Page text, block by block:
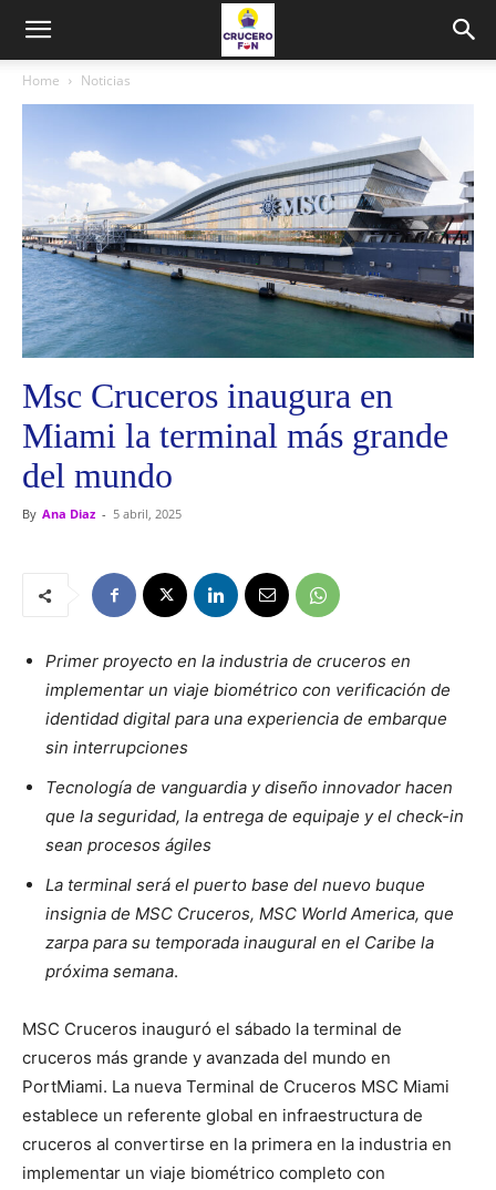
Home Noticias
Msc Cruceros inaugura en
Miami la terminal más grande
del mundo
By Ana Diaz - 5 abril, 2025
Primer proyecto en la industria de cruceros en
implementar un viaje biométrico con verificación de
identidad digital para una experiencia de embarque
sin interrupciones
Tecnología de vanguardia y diseño innovador hacen
que la seguridad, la entrega de equipaje y el check-in
sean procesos ágiles
La terminal será el puerto base del nuevo buque
insignia de MSC Cruceros, MSC World America, que
zarpa para su temporada inaugural en el Caribe la
próxima semana.
MSC Cruceros inauguró el sábado la terminal de
cruceros más grande y avanzada del mundo en
PortMiami. La nueva Terminal de Cruceros MSC Miami
establece un referente global en infraestructura de
cruceros al convertirse en la primera en la industria en
implementar un viaje biométrico completo con